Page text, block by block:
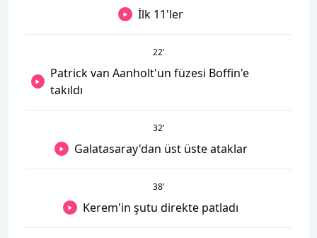
İlk 11'ler
22’
Patrick van Aanholt'un füzesi Boffin'e
takıldı
32’
Galatasaray'dan üst üste ataklar
38’
Kerem'in şutu direkte patladı